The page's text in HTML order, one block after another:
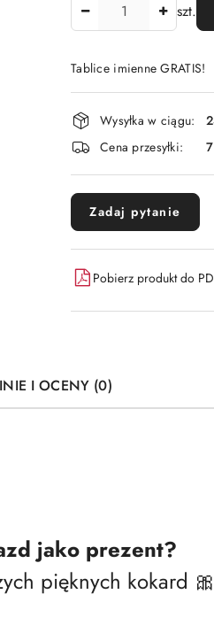
szt.
Tablice imienne GRATIS!
Dostępność
i
dostawa
Wysyłka w ciągu:
Cena przesyłki:
Zadaj pytanie
Pobierz produkt do
I OCENY (0)
jako prezent?
pięknych kokard